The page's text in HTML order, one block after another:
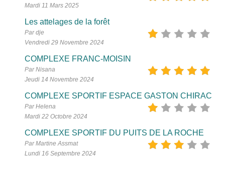
Mardi 11 Mars 2025
Les attelages de la forêt
Par dje
Vendredi 29 Novembre 2024
COMPLEXE FRANC-MOISIN
Par Nisana
Jeudi 14 Novembre 2024
COMPLEXE SPORTIF ESPACE GASTON CHIRAC
Par Helena
Mardi 22 Octobre 2024
COMPLEXE SPORTIF DU PUITS DE LA ROCHE
Par Martine Assmat
Lundi 16 Septembre 2024